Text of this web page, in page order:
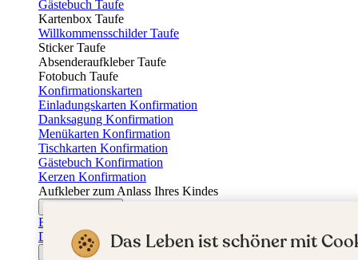
Gästebuch Taufe
Kartenbox Taufe
Willkommensschilder Taufe
Sticker Taufe
Absenderaufkleber Taufe
Fotobuch Taufe
Konfirmationskarten
Einladungskarten Konfirmation
Danksagung Konfirmation
Menükarten Konfirmation
Tischkarten Konfirmation
Gästebuch Konfirmation
Kerzen Konfirmation
Aufkleber zum Anlass Ihres Kindes
Einladungskarten Firmung
Dankeskarten Firmung
JugendweihekartenDas Leben ist schöner mit